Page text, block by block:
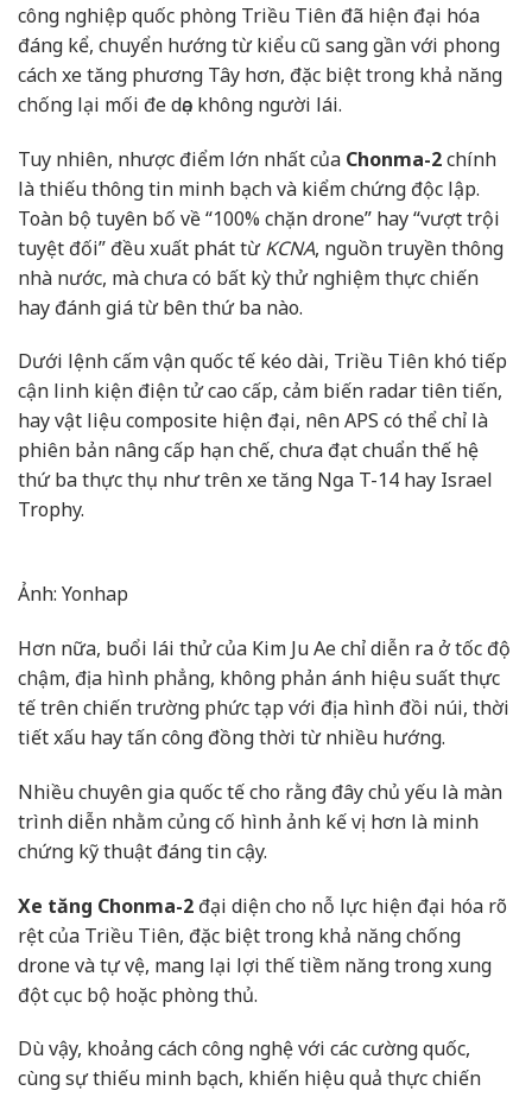
công nghiệp quốc phòng Triều Tiên đã hiện đại hóa
đáng kể, chuyển hướng từ kiểu cũ sang gần với phong
cách xe tăng phương Tây hơn, đặc biệt trong khả năng
chống lại mối đe dọa không người lái.
Tuy nhiên, nhược điểm lớn nhất của Chonma-2chính
là thiếu thông tin minh bạch và kiểm chứng độc lập.
Toàn bộ tuyên bố về “100% chặn drone” hay “vượt trội
tuyệt đối” đều xuất phát từKCNA, nguồn truyền thông
nhà nước, mà chưa có bất kỳ thử nghiệm thực chiến
hay đánh giá từ bên thứ ba nào.
Dưới lệnh cấm vận quốc tế kéo dài, Triều Tiên khó tiếp
cận linh kiện điện tử cao cấp, cảm biến radar tiên tiến,
hay vật liệu composite hiện đại, nên APS có thể chỉ là
phiên bản nâng cấp hạn chế, chưa đạt chuẩn thế hệ
thứ ba thực thụ như trên xe tăng Nga T-14 hay Israel
Trophy.
Ảnh: Yonhap
Hơn nữa, buổi lái thử của Kim Ju Ae chỉ diễn ra ở tốc độ
chậm, địa hình phẳng, không phản ánh hiệu suất thực
tế trên chiến trường phức tạp với địa hình đồi núi, thời
tiết xấu hay tấn công đồng thời từ nhiều hướng.
Nhiều chuyên gia quốc tế cho rằng đây chủ yếu là màn
trình diễn nhằm củng cố hình ảnh kế vị hơn là minh
chứng kỹ thuật đáng tin cậy.
Xe tăng Chonma-2 đại diện cho nỗ lực hiện đại hóa rõ
rệt của Triều Tiên, đặc biệt trong khả năng chống
drone và tự vệ, mang lại lợi thế tiềm năng trong xung
đột cục bộ hoặc phòng thủ.
Dù vậy, khoảng cách công nghệ với các cường quốc,
cùng sự thiếu minh bạch, khiến hiệu quả thực chiến